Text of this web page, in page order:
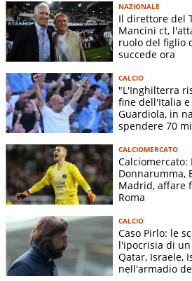
NAZIONALE
Il direttore del
Mancini ct,
ruolo del figlio
succede ora
CALCIO
"L'Inghilterra
fine dell'Italia
Guardiola, in
spendere 70
CALCIOMERCATO
Calciomercato:
Donnarumma,
Madrid, affare
Roma
CALCIO
Caso Pirlo: le
l'ipocrisia di
Qatar, Israele,
nell'armadio